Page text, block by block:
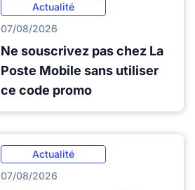
Actualité
07/08/2026
Ne souscrivez pas chez La
Poste Mobile sans utiliser
ce code promo
Actualité
07/08/2026